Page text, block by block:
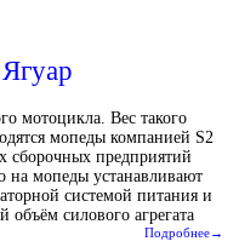
мотоцикла. Вес такого
мопеды компанией S2
сборочных предприятий
на мопеды устанавливают
системой питания и
силового агрегата
Подробнее→